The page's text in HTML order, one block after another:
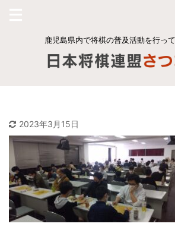
鹿児島県内で将棋の普及活動を行っ
2023年3月15日